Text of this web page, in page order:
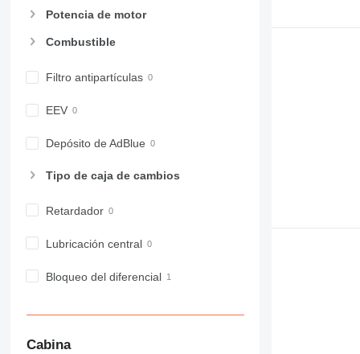
962
963
972
980
988
990
AP
CB
D series
GC
Potencia de motor
Combustible
Filtro antipartículas
EEV
Depósito de AdBlue
Tipo de caja de cambios
Retardador
Lubricación central
Bloqueo del diferencial
Cabina